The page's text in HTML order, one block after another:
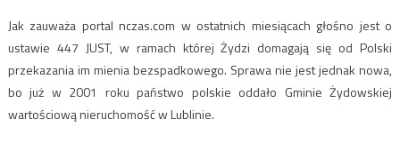
Jak zauważa portal nczas.com w ostatnich miesiącach głośno jest o
ustawie 447 JUST, w ramach której Żydzi domagają się od Polski
przekazania im mienia bezspadkowego. Sprawa nie jest jednak nowa,
bo już w 2001 roku państwo polskie oddało Gminie Żydowskiej
wartościową nieruchomość w Lublinie.